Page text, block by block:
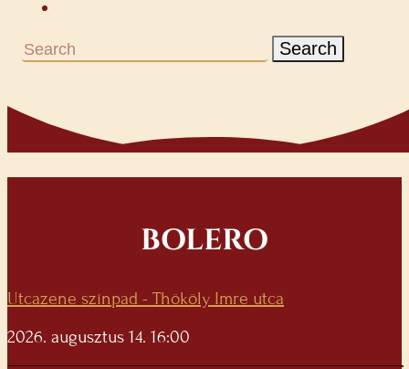
Search
BOLERO
Utcazene színpad - Thököly Imre utca
2026. augusztus 14. 16:00